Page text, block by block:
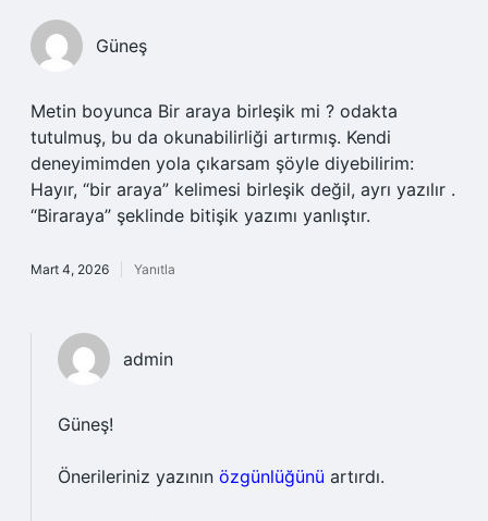
Güneş
Metin boyunca Bir araya birleşik mi ? odakta
tutulmuş, bu da okunabilirliği artırmış. Kendi
deneyimimden yola çıkarsam şöyle diyebilirim:
Hayır, “bir araya” kelimesi birleşik değil, ayrı yazılır .
“Biraraya” şeklinde bitişik yazımı yanlıştır.
Mart 4, 2026 Yanıtla
admin
Güneş!
Önerileriniz yazının özgünlüğünü artırdı.